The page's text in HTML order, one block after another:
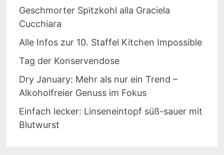
Geschmorter Spitzkohl alla Graciela
Cucchiara
Alle Infos zur 10. Staffel Kitchen Impossible
Tag der Konservendose
Dry January: Mehr als nur ein Trend –
Alkoholfreier Genuss im Fokus
Einfach lecker: Linseneintopf süß-sauer mit
Blutwurst